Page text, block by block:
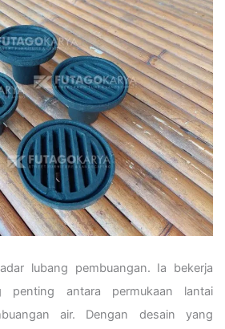
lubang pembuangan. Ia bekerja
penting antara permukaan lantai
air. Dengan desain yang